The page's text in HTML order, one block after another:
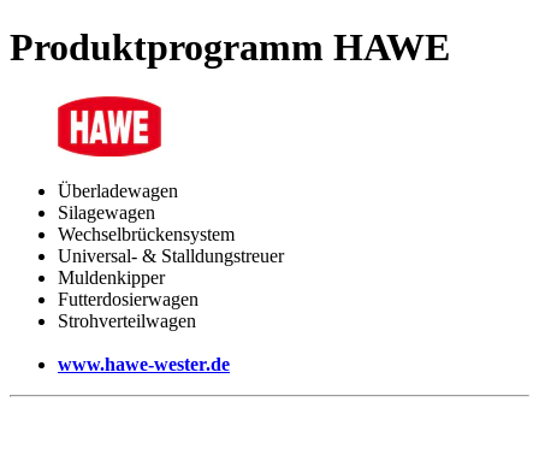
Produktprogramm HAWE
Überladewagen
Silagewagen
Wechselbrückensystem
Universal- & Stalldungstreuer
Muldenkipper
Futterdosierwagen
Strohverteilwagen
www.hawe-wester.de